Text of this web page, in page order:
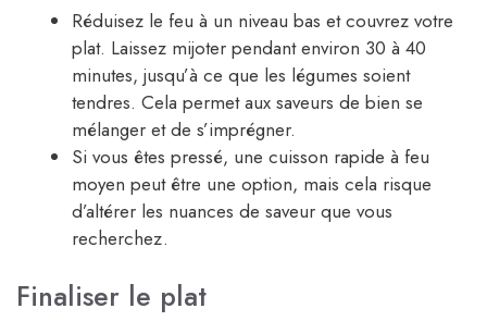
Réduisez le feu à un niveau bas et couvrez votre
plat. Laissez mijoter pendant environ 30 à 40
minutes, jusqu’à ce que les légumes soient
tendres. Cela permet aux saveurs de bien se
mélanger et de s’imprégner.
Si vous êtes pressé, une cuisson rapide à feu
moyen peut être une option, mais cela risque
d’altérer les nuances de saveur que vous
recherchez.
Finaliser le plat